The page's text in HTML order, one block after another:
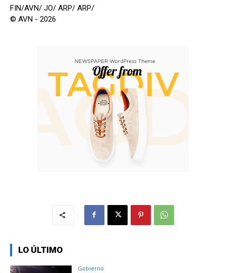
FIN/AVN/ JO/ ARP/ ARP/
© AVN - 2026
LO ÚLTIMO
Gobierno